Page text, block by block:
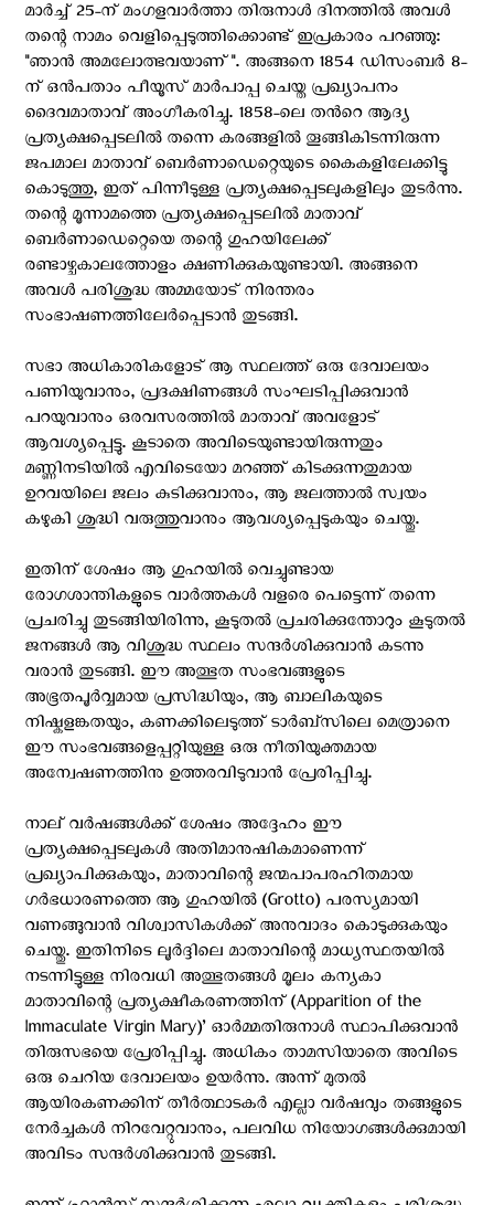
മാര്‍ച്ച് 25-ന് മംഗളവാര്‍ത്താ തിരുനാള്‍ ദിനത്തിൽ അവൾ
തന്റെ നാമം വെളിപ്പെടുത്തിക്കൊണ്ട് ഇപ്രകാരം പറഞ്ഞു:
"ഞാൻ അമലോത്ഭവയാണ്". അങ്ങനെ 1854 ഡിസംബർ 8-
ന് ഒൻപതാം പീയൂസ് മാർപാപ്പ ചെയ്ത പ്രഖ്യാപനം
ദൈവമാതാവ് അംഗീകരിച്ചു. 1858-ലെ തന്‍റെ ആദ്യ
പ്രത്യക്ഷപ്പെടലില്‍ തന്നെ കരങ്ങളില്‍ തൂങ്ങികിടന്നിരുന്ന
ജപമാല മാതാവ് ബെര്‍ണാഡെറ്റെയുടെ കൈകളിലേക്കിട്ടു
കൊടുത്തു, ഇത് പിന്നീടുള്ള പ്രത്യക്ഷപ്പെടലുകളിലും തുടര്‍ന്നു.
തന്റെ മൂന്നാമത്തെ പ്രത്യക്ഷപ്പെടലില്‍ മാതാവ്‌
ബെര്‍ണാഡെറ്റെയെ തന്റെ ഗുഹയിലേക്ക്
രണ്ടാഴ്ചകാലത്തോളം ക്ഷണിക്കുകയുണ്ടായി. അങ്ങനെ
അവള്‍ പരിശുദ്ധ അമ്മയോട് നിരന്തരം
സംഭാഷണത്തിലേര്‍പ്പെടാന്‍ തുടങ്ങി.
സഭാ അധികാരികളോട് ആ സ്ഥലത്ത്‌ ഒരു ദേവാലയം
പണിയുവാനും, പ്രദക്ഷിണങ്ങള്‍ സംഘടിപ്പിക്കുവാന്‍
പറയുവാനും ഒരവസരത്തില്‍ മാതാവ്‌ അവളോട്
ആവശ്യപ്പെട്ടു. കൂടാതെ അവിടെയുണ്ടായിരുന്നതും
മണ്ണിനടിയില്‍ എവിടെയോ മറഞ്ഞ് കിടക്കുന്നതുമായ
ഉറവയിലെ ജലം കുടിക്കുവാനും, ആ ജലത്താല്‍ സ്വയം
കഴുകി ശുദ്ധി വരുത്തുവാനും ആവശ്യപ്പെടുകയും ചെയ്തു.
ഇതിന് ശേഷം ആ ഗുഹയില്‍ വെച്ചുണ്ടായ
രോഗശാന്തികളുടെ വാര്‍ത്തകള്‍ വളരെ പെട്ടെന്ന് തന്നെ
പ്രചരിച്ചു തുടങ്ങിയിരിന്നു, കൂടുതല്‍ പ്രചരിക്കുന്തോറും കൂടുതല്‍
ജനങ്ങള്‍ ആ വിശുദ്ധ സ്ഥലം സന്ദര്‍ശിക്കുവാന്‍ കടന്നു
വരാന്‍ തുടങ്ങി. ഈ അത്ഭുത സംഭവങ്ങളുടെ
അഭൂതപൂര്‍വ്വമായ പ്രസിദ്ധിയും, ആ ബാലികയുടെ
നിഷ്കളങ്കതയും, കണക്കിലെടുത്ത് ടാര്‍ബ്സിലെ മെത്രാനെ
ഈ സംഭവങ്ങളെപ്പറ്റിയുള്ള ഒരു നീതിയുക്തമായ
അന്വേഷണത്തിനു ഉത്തരവിടുവാന്‍ പ്രേരിപ്പിച്ചു.
നാല് വര്‍ഷങ്ങള്‍ക്ക്‌ ശേഷം അദ്ദേഹം ഈ
പ്രത്യക്ഷപ്പെടലുകള്‍ അതിമാനുഷികമാണെന്ന്
പ്രഖ്യാപിക്കുകയും, മാതാവിന്റെ ജന്മപാപരഹിതമായ
ഗര്‍ഭധാരണത്തെ ആ ഗുഹയില്‍ (Grotto) പരസ്യമായി
വണങ്ങുവാന്‍ വിശ്വാസികള്‍ക്ക് അനുവാദം കൊടുക്കുകയും
ചെയ്തു. ഇതിനിടെ ലൂര്‍ദ്ദിലെ മാതാവിന്റെ മാധ്യസ്ഥതയില്‍
നടന്നിട്ടുള്ള നിരവധി അത്ഭുതങ്ങള്‍ മൂലം കന്യകാ
മാതാവിന്റെ പ്രത്യക്ഷീകരണത്തിന് (Apparition of the
Immaculate Virgin Mary)’ ഓര്‍മ്മതിരുനാള്‍ സ്ഥാപിക്കുവാന്‍
തിരുസഭയെ പ്രേരിപ്പിച്ചു. അധികം താമസിയാതെ അവിടെ
ഒരു ചെറിയ ദേവാലയം ഉയര്‍ന്നു. അന്ന് മുതല്‍
ആയിരകണക്കിന് തീര്‍ത്ഥാടകര്‍ എല്ലാ വര്‍ഷവും തങ്ങളുടെ
നേര്‍ച്ചകള്‍ നിറവേറ്റുവാനും, പലവിധ നിയോഗങ്ങള്‍ക്കുമായി
അവിടം സന്ദര്‍ശിക്കുവാന്‍ തുടങ്ങി.